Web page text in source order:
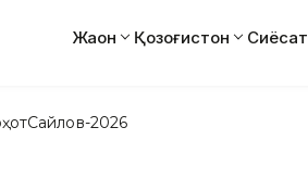
Жаҳон Қозоғистон Сиёсат
Сайлов-2026